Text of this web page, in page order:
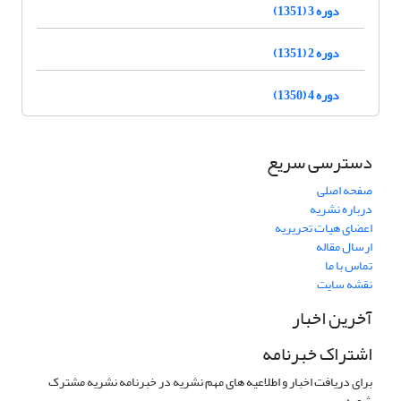
دوره 3 (1351)
دوره 2 (1351)
دوره 4 (1350)
دسترسی سریع
صفحه اصلی
درباره نشریه
اعضای هیات تحریریه
ارسال مقاله
تماس با ما
نقشه سایت
آخرین اخبار
اشتراک خبرنامه
برای دریافت اخبار و اطلاعیه های مهم نشریه در خبرنامه نشریه مشترک